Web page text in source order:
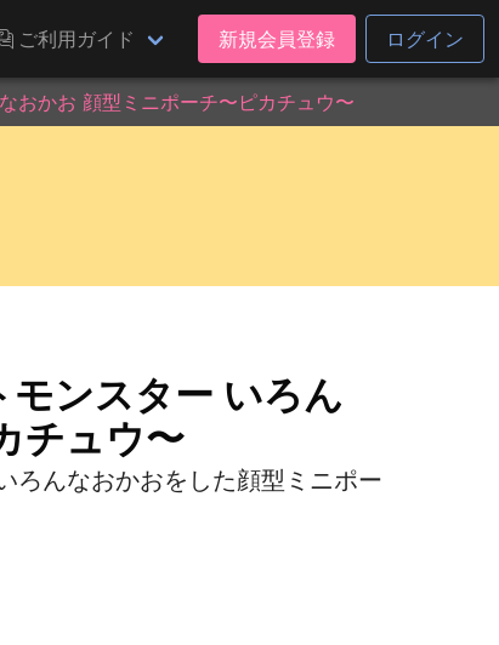
ご利用ガイド 新規会員登録 ログイン
おかお 顔型ミニポーチ〜ピカチュウ〜
モンスター いろん
チュウ〜
ろんなおかおをした顔型ミニポー